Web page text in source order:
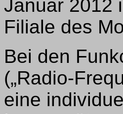
Januar 2012
Filiale des
Bei den
(„Radio-
eine